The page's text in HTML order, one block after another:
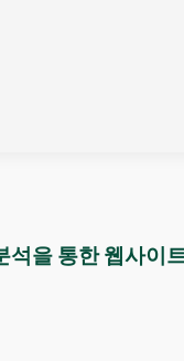
석을 통한 웹사이